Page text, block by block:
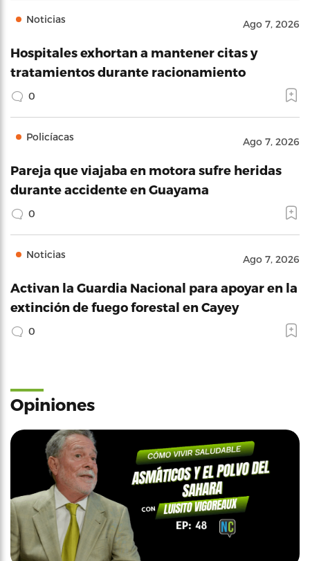
Noticias Ago 7, 2026
Hospitales exhortan a mantener citas y
tratamientos durante racionamiento
0
Policíacas Ago 7, 2026
Pareja que viajaba en motora sufre heridas
durante accidente en Guayama
0
Noticias Ago 7, 2026
Activan la Guardia Nacional para apoyar en la
extinción de fuego forestal en Cayey
0
Opiniones